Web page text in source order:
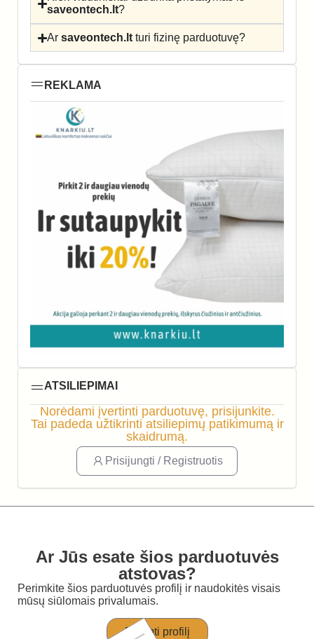
saveontech.lt?
Arsaveontech.lt turi fizinę parduotuvę?
REKLAMA
ATSILIEPIMAI
Norėdami įvertinti parduotuvę, prisijunkite.
Tai padeda užtikrinti atsiliepimų patikimumą ir
skaidrumą.
Prisijungti / Registruotis
Ar Jūs esate šios parduotuvės
atstovas?
Perimkite šios parduotuvės profilį ir naudokitės visais
mūsų siūlomais privalumais.
Perimti profilį